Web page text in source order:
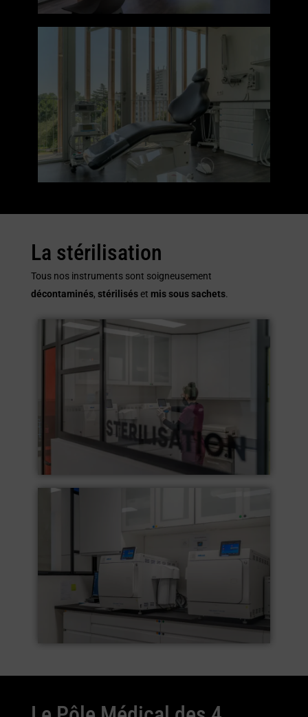
La stérilisation
Tous nos instruments sont soigneusement
décontaminés, stériliséset mis sous sachets.